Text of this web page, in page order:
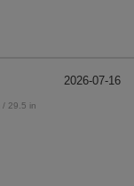
2026-07-16
/ 29.5 in